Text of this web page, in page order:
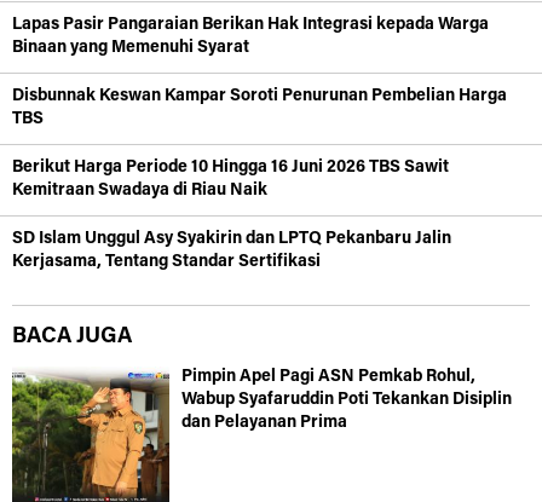
Lapas Pasir Pangaraian Berikan Hak Integrasi kepada Warga
Binaan yang Memenuhi Syarat
Disbunnak Keswan Kampar Soroti Penurunan Pembelian Harga
TBS
Berikut Harga Periode 10 Hingga 16 Juni 2026 TBS Sawit
Kemitraan Swadaya di Riau Naik
SD Islam Unggul Asy Syakirin dan LPTQ Pekanbaru Jalin
Kerjasama, Tentang Standar Sertifikasi
BACA JUGA
Pimpin Apel Pagi ASN Pemkab Rohul,
Wabup Syafaruddin Poti Tekankan Disiplin
dan Pelayanan Prima